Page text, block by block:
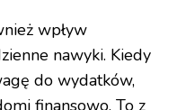
wpływ
nawyki. Kiedy
do wydatków,
finansowo. To z